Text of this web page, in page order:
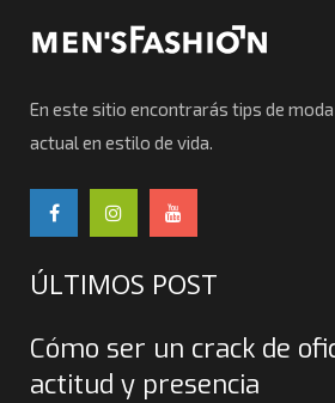
En este sitio encontrarás tips de
actual en estilo de vida.
ÚLTIMOS POST
Cómo ser un crack de
actitud y presencia